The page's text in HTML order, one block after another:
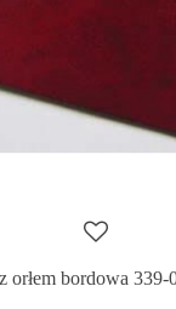
orłem bordowa